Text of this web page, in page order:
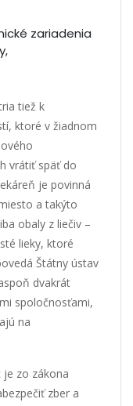
zariadenia
tiež k
ktoré v žiadnom
vrátiť späť do
je povinná
a takýto
obaly z liečiv –
lieky, ktoré
Štátny ústav
dvakrát
spoločnosťami,
na
je zo zákona
zber a